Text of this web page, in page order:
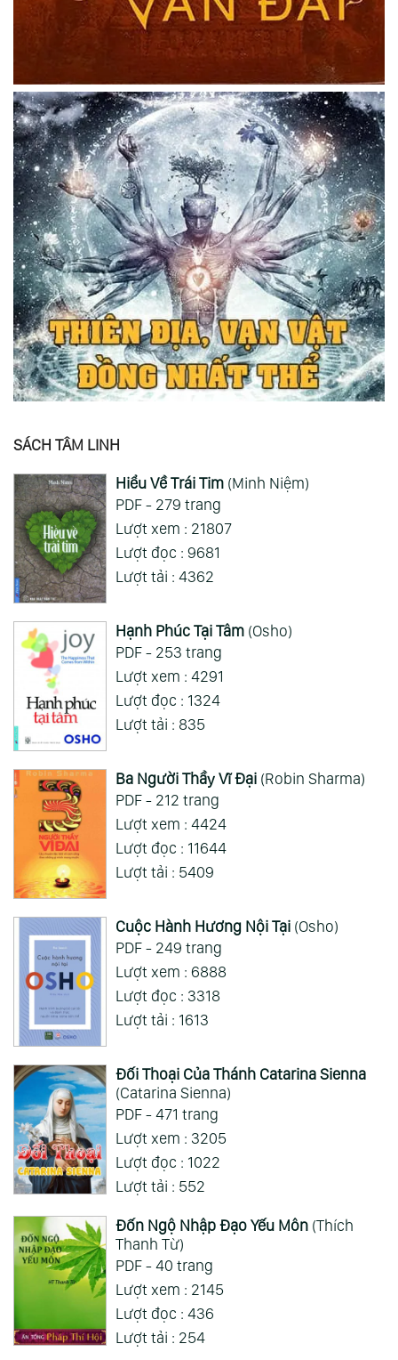
SÁCH TÂM LINH
Hiểu Về Trái Tim(Minh Niệm)
PDF - 279 trang
Lượt xem : 21807
Lượt đọc : 9681
Lượt tải : 4362
Hạnh Phúc Tại Tâm(Osho)
PDF - 253 trang
Lượt xem : 4291
Lượt đọc : 1324
Lượt tải : 835
Ba Người Thầy Vĩ Đại(Robin Sharma)
PDF - 212 trang
Lượt xem : 4424
Lượt đọc : 11644
Lượt tải : 5409
Cuộc Hành Hương Nội Tại(Osho)
PDF - 249 trang
Lượt xem : 6888
Lượt đọc : 3318
Lượt tải : 1613
Đối Thoại Của Thánh Catarina Sienna
(Catarina Sienna)
PDF - 471 trang
Lượt xem : 3205
Lượt đọc : 1022
Lượt tải : 552
Đốn Ngộ Nhập Đạo Yếu Môn(Thích
Thanh Từ)
PDF - 40 trang
Lượt xem : 2145
Lượt đọc : 436
Lượt tải : 254